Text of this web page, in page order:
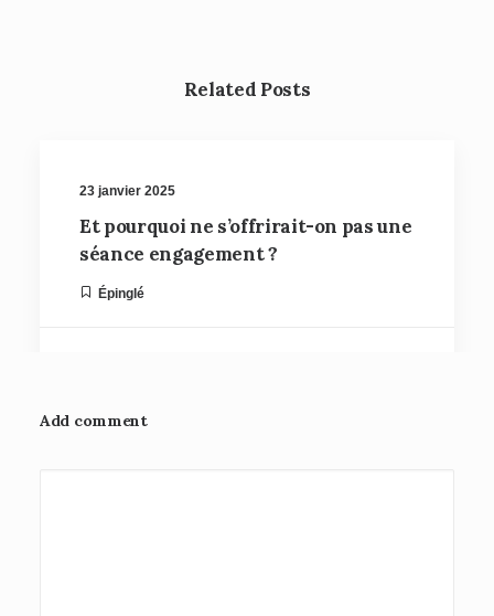
Related Posts
23 janvier 2025
Et pourquoi ne s’offrirait-on pas une
séance engagement ?
Épinglé
Add comment